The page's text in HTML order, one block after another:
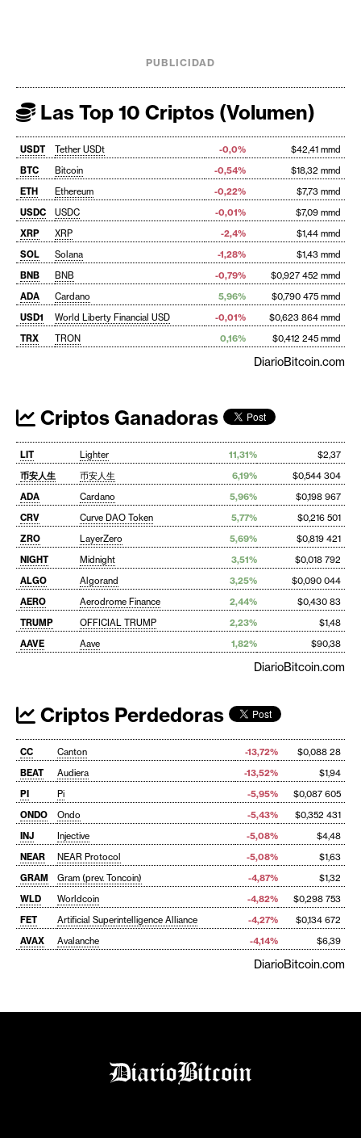
PUBLICIDAD
Las Top 10 Criptos (Volumen)
USDT Tether USDt -0,0%
$42,41 mmd
BTC
Bitcoin -0,54%
$18,32 mmd
ETH
Ethereum -0,22%
$7,73 mmd
USDC
USDC -0,01%
$7,09 mmd
XRP
XRP -2,4%
$1,44 mmd
SOL
Solana -1,28%
$1,43 mmd
BNB
BNB -0,79%
$0,927 452 mmd
ADA
Cardano 5,96%
$0,790 475 mmd
USD1
World Liberty Financial USD -0,01%
$0,623 864 mmd
TRX
TRON 0,16% $0,412 245 mmd
DiarioBitcoin.com
Criptos Ganadoras
LIT Lighter 11,31%
$2,37
币安人生
币安人生 6,19%
$0,544 304
ADA
Cardano 5,96%
$0,198 967
CRV
Curve DAO Token 5,77%
$0,216 501
ZRO
LayerZero 5,69%
$0,819 421
NIGHT
Midnight 3,51%
$0,018 792
ALGO
Algorand 3,25%
$0,090 044
AERO
Aerodrome Finance 2,44%
$0,430 83
TRUMP
OFFICIAL TRUMP 2,23%
$1,48
AAVE
Aave 1,82% $90,38
DiarioBitcoin.com
Criptos Perdedoras
CC Canton -13,72%
$0,088 28
BEAT
Audiera -13,52%
$1,94
PI
Pi -5,95%
$0,087 605
ONDO
Ondo -5,43%
$0,352 431
INJ
Injective -5,08%
$4,48
NEAR
NEAR Protocol -5,08%
$1,63
GRAM
Gram (prev. Toncoin) -4,87%
$1,32
WLD
Worldcoin -4,82%
$0,298 753
FET
Artificial Superintelligence Alliance -4,27%
$0,134 672
AVAX
Avalanche -4,14% $6,39
DiarioBitcoin.com